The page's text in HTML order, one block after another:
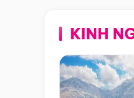
KINH